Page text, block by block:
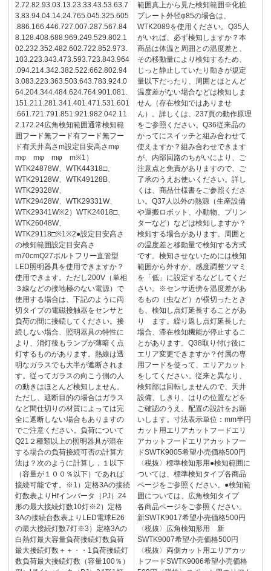
2.72.82.93.03.13.23.33.43.53.63.7
3.83.94.04.14.24.765.045.325.605
.886.166.446.727.007.287.567.84
8.128.408.688.969.249.529.802.1
02.232.352.482.602.722.852.973.
103.223.343.473.593.723.843.964
.094.214.342.382.522.662.802.94
3.083.223.363.503.643.783.924.0
64.204.344.484.624.764.901.081.
151.211.281.341.401.471.531.601
.661.721.791.851.921.982.042.11
2.172.24広角検知範囲通常検知範
囲フード無フード有フード無フー
ド有天井高さm設定目安高さmφ
mφ mφ mφ m※1）
WTK24878W、WTK44318□、
WTK29128W、WTK49128B、
WTK29328W、
WTK29428W、WTK29331W、
WTK29341W※2）WTK24018□、
WTK26048W、
WTK29118□※1※2●設定目安高さ
の検知範囲設定目安高さ
m70cmQ27ボルトフリー直管型
LED照明器具を使用できますか？
使用できます。ただし200V（単相
３線などの接地極のない電源）で
使用する場合は、下記のように両
切タイプの電磁接触器をセンサと
負荷の間に接続してください。接
続しない場合、照明器具の特性に
より、消灯後もランプが薄暗く点
灯するものがあります。熱線は透
明なガラスでも大半が遮断されま
す。従ってガラスの向こう側の人
の動きはほとんど検知しません。
ただし、遮断目的の場合はガラス
など間仕切りの材質によっては完
全に遮断しない場合もありますの
でご注意ください。負荷について
Q21２種類以上の照明器具が混在
する場合の負荷接続可否の計算方
法は？次のように計算し，１以下
（容量が１００％以下）であれば
接続可能です。※1）定格3Aの接続
灯数表よりHfインバータ（PJ）24
形の最大接続灯数10灯※2）定格
3Aの接続台数表よりLED電球E26
の最大接続灯数7灯※3）定格3Aの
白熱灯最大容量負荷接続灯数負荷
最大接続灯数＋＋・・1負荷接続灯
数負荷最大接続灯数（容量100％）
範囲真上から見た検知範囲※化粧
プレート外径φ85の場合は、
WTK2089を使用ください。Q35人
がいれば、必ず検知しますか？本
商品は体温と周囲との温度差と、
その移動量により検知するため、
じっと静止していたり動きが規定
量以下だったり、周囲とほとんど
温度差がない場合などは検知しま
せん（存在検知ではありませ
ん）。詳しくは、237頁の動作原理
をご参照ください。Q36従来品の
かってにスイッチと組み合わせて
使えますか？組み合わせできます
が、内部回路のちがいにより、ご
注意点と免責がありますので、ご
了承のうえお使いください。詳し
くは、商品仕様書をご参照くださ
い。Q37人以外の熱源（生産設備
や運搬ロボット、小動物、プリン
ターなど）などは検知しますか？
検知する場合があります。周囲と
の温度差と移動量で検知する方式
です。検知させないためには検知
範囲から外すか、感度調整ツマミ
を「低」に設定するなどしてくだ
さい。※センサ近傍を温度差があ
るもの（虫など）が横切ったとき
も、検知し点灯延長することがあ
り ます。繰り返し点灯延長した
場合、滞在検知機能が停止するこ
とがあります。Q38取り付け後に
エリア変更できますか？付属の専
用フードを使って、エリアカット
をしてください。従来と異なり、
検知部は回転しませんので、天井
設備、しきり、はりの位置などを
ご確認のうえ、配置の設計をお願
いします。寸法表示単位：mm半円
カット用エリアカットフードエリ
アカットフードエリアカットフー
ドSWTK9005希望小売価格500円
〈税抜〉標準検知形用●検知範囲に
ついては、標準検知タイプ各商品
ページをご参照ください。●検知範
囲については、広角検知タイプ
各商品ページをご参照ください。
新SWTK9017希望小売価格500円
〈税抜〉広角検知形用 新
SWTK9007希望小売価格500円
〈税抜〉両側カット用エリアカッ
トフードSWTK9006希望小売価格